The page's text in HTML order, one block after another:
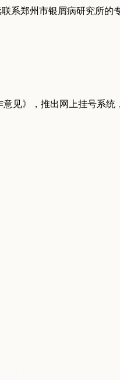
郑州市银屑病研究所的
见》，推出网上挂号系统